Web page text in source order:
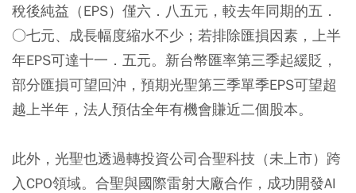
稅後純益（EPS）僅六．八五元，較去年同期的五．
○七元、成長幅度縮水不少；若排除匯損因素，上半
年EPS可達十一．五元。新台幣匯率第三季起緩貶，
部分匯損可望回沖，預期光聖第三季單季EPS可望超
越上半年，法人預估全年有機會賺近二個股本。
此外，光聖也透過轉投資公司合聖科技（未上市）跨
入CPO領域。合聖與國際雷射大廠合作，成功開發AI